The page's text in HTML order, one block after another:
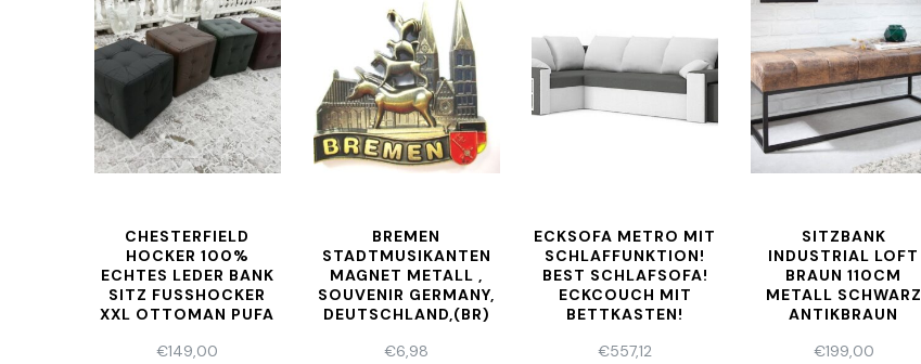
CHESTERFIELD
HOCKER 100%
ECHTES LEDER BANK
SITZ FUSSHOCKER X
XL OTTOMAN PUFA N
€149,00
BREMEN
STADTMUSIKANTEN
MAGNET METALL ,
SOUVENIR GERMANY,
DEUTSCHLAND,(BR)
€6,98
ECKSOFA METRO MIT
SCHLAFFUNKTION!
BEST SCHLAFSOFA!
ECKCOUCH MIT
BETTKASTEN!
€557,12
SITZBANK
INDUSTRIAL LOFT
BRAUN 110CM
METALL SCHWARZ
ANTIKBRAUN
€199,00